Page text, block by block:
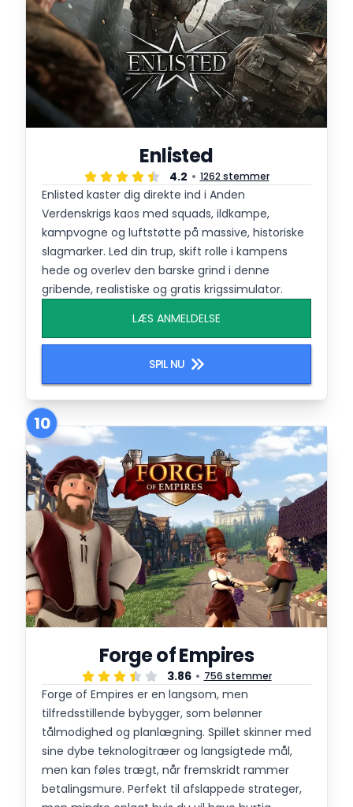
Enlisted
4.2 1262 stemmer
Enlisted kaster dig direkte ind i Anden
Verdenskrigs kaos med squads, ildkampe,
kampvogne og luftstøtte på massive, historiske
slagmarker. Led din trup, skift rolle i kampens
hede og overlev den barske grind i denne
gribende, realistiske og gratis krigssimulator.
LÆS ANMELDELSE
SPIL NU
10
Forge of Empires
3.86 756 stemmer
Forge of Empires er en langsom, men
tilfredsstillende bybygger, som belønner
tålmodighed og planlægning. Spillet skinner med
sine dybe teknologitræer og langsigtede mål,
men kan føles trægt, når fremskridt rammer
betalingsmure. Perfekt til afslappede strateger,